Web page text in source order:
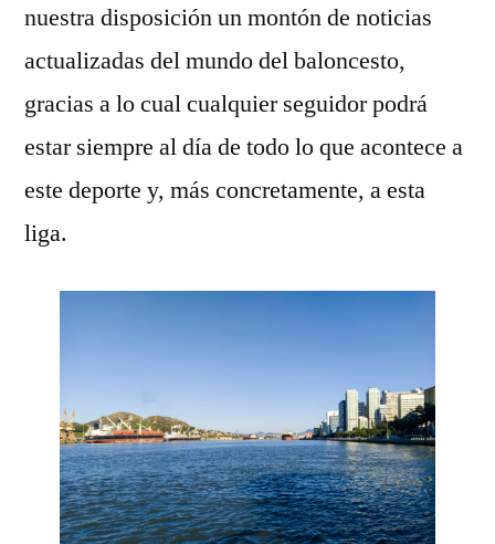
nuestra disposición un montón de noticias
actualizadas del mundo del baloncesto,
gracias a lo cual cualquier seguidor podrá
estar siempre al día de todo lo que acontece a
este deporte y, más concretamente, a esta
liga.